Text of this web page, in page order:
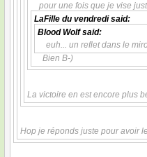
pour une fois que je vise
LaFille du vendredisaid:
Blood Wolfsaid:
euh... un reflet dans le
Bien B-)
La victoire en est encore plus
Hop je réponds juste pour avoir